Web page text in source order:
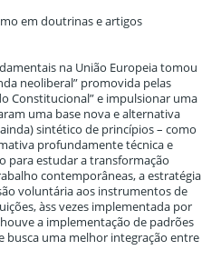
em doutrinas e artigos
na União Europeia tomou
neoliberal” promovida pelas
Constitucional” e impulsionar uma
uma base nova e alternativa
sintético de princípios – como
profundamente técnica e
para estudar a transformação
contemporâneas, a estratégia
voluntária aos instrumentos de
àss vezes implementada por
a implementação de padrões
busca uma melhor integração entre